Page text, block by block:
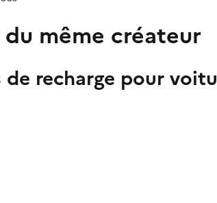
même créateur
recharge pour